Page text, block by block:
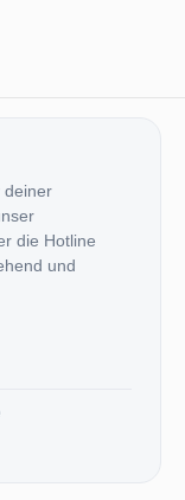
deiner
die Hotline
und